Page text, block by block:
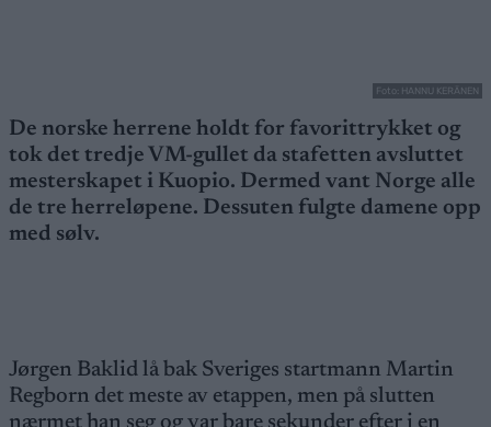
Foto: HANNU KERÄNEN
De norske herrene holdt for favorittrykket og
tok det tredje VM-gullet da stafetten avsluttet
mesterskapet i Kuopio. Dermed vant Norge alle
de tre herreløpene. Dessuten fulgte damene opp
med sølv.
Jørgen Baklid lå bak Sveriges startmann Martin
Regborn det meste av etappen, men på slutten
nærmet han seg og var bare sekunder efter i en